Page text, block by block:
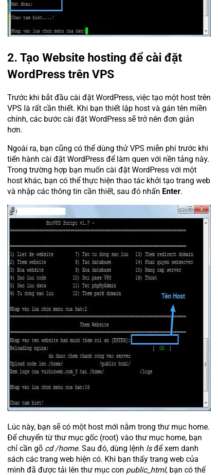
2. Tạo Website hosting để cài đặt
WordPress trên VPS
Trước khi bắt đầu cài đặt WordPress, việc tạo một host trên
VPS là rất cần thiết. Khi bạn thiết lập host và gán tên miền
chính, các bước cài đặt WordPress sẽ trở nên đơn giản
hơn.
Ngoài ra, bạn cũng có thể dùng thử VPS miễn phí trước khi
tiến hành cài đặt WordPress để làm quen với nền tảng này.
Trong trường hợp bạn muốn cài đặt WordPress với một
host khác, bạn có thể thực hiện thao tác khởi tạo trang web
và nhập các thông tin cần thiết, sau đó nhấn Enter.
Lúc này, bạn sẽ có một host mới nằm trong thư mục home.
Để chuyển từ thư mục gốc (root) vào thư mục home, bạn
chỉ cần gõ cd /home. Sau đó, dùng lệnh lsđể xem danh
sách các trang web hiện có. Khi bạn thấy trang web của
mình đã được tải lên thư mục con public_html, bạn có thể